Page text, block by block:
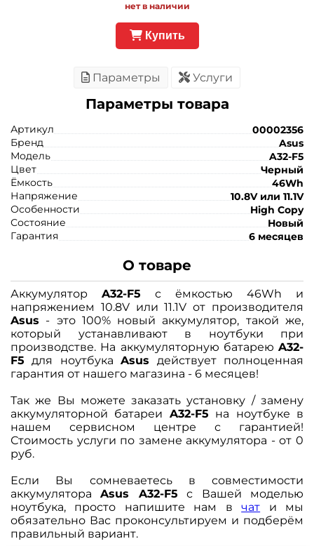
нет в наличии
Купить
Параметры Услуги
Параметры товара
Артикул
00002356
Бренд
Asus
Модель
A32-F5
Цвет
Черный
Ёмкость
46Wh
Напряжение
10.8V или 11.1V
Особенности
High Copy
Состояние
Новый
Гарантия
6 месяцев
О товаре
Аккумулятор A32-F5 с ёмкостью 46Wh и
напряжением 10.8V или 11.1V от производителя
Asus - это 100% новый аккумулятор, такой же,
который устанавливают в ноутбуки при
производстве. На аккумуляторную батарею A32-
F5 для ноутбукаAsus действует полноценная
гарантия от нашего магазина - 6 месяцев!
Так же Вы можете заказать установку / замену
аккумуляторной батареи A32-F5 на ноутбуке в
нашем сервисном центре с гарантией!
Стоимость услуги по замене аккумулятора - от 0
руб.
Если Вы сомневаетесь в совместимости
аккумулятораAsus A32-F5 с Вашей моделью
ноутбука, просто напишите нам вчат и мы
обязательно Вас проконсультируем и подберём
правильный вариант.